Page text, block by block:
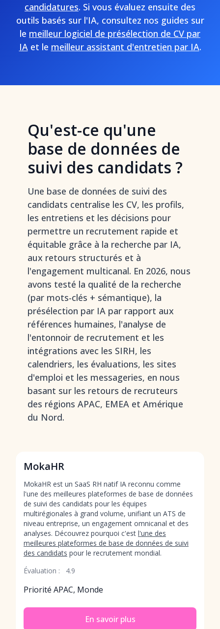
candidatures. Si vous évaluez ensuite des
outils basés sur l'IA, consultez nos guides sur
le meilleur logiciel de présélection de CV par
IAet le meilleur assistant d'entretien par IA.
Qu'est-ce qu'une
base de données de
suivi des candidats ?
Une base de données de suivi des
candidats centralise les CV, les profils,
les entretiens et les décisions pour
permettre un recrutement rapide et
équitable grâce à la recherche par IA,
aux retours structurés et à
l'engagement multicanal. En 2026, nous
avons testé la qualité de la recherche
(par mots-clés + sémantique), la
présélection par IA par rapport aux
références humaines, l'analyse de
l'entonnoir de recrutement et les
intégrations avec les SIRH, les
calendriers, les évaluations, les sites
d'emploi et les messageries, en nous
basant sur les retours de recruteurs
des régions APAC, EMEA et Amérique
du Nord.
MokaHR
MokaHR est un SaaS RH natif IA reconnu comme
l'une des meilleures plateformes de base de données
de suivi des candidats pour les équipes
multirégionales à grand volume, unifiant un ATS de
niveau entreprise, un engagement omnicanal et des
analyses. Découvrez pourquoi c'est l'une des
meilleures plateformes de base de données de suivi
des candidats pour le recrutement mondial.
Évaluation :
4.9
Priorité APAC, Monde
En savoir plus